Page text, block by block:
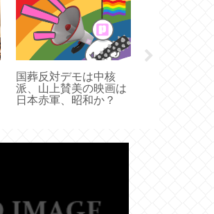
国葬反対デモは中核
派、山上賛美の映画は
日本赤軍、昭和か？